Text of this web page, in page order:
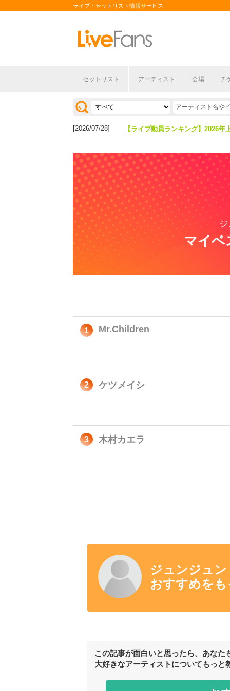
ライブ・セットリスト情報サービス
セットリスト アーティスト 会場 チ
[2026/04/27] 【フェス特集2026】フェス情報は
[2026/07/28] 【ライブ動員ランキング】2026年
[2026/07/28] 【ライブ動員ランキング】2026年
マイベ
1 Mr.Children
2 ケツメイシ
3 木村カエラ
ジュンジュ
おすすめを
この記事が面白いと思ったら、あなた
大好きなアーティストについてもっと